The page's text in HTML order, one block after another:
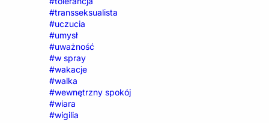
#transseksualista
#uczucia
#umysł
#uważność
#w spray
#wakacje
#walka
#wewnętrzny spokój
#wiara
#wigilia